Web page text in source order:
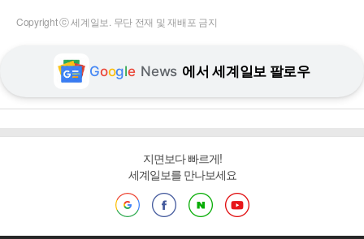
Copyright ⓒ 세계일보. 무단 전재 및 재배포 금지
Google News 에서 세계일보 팔로우
지면보다 빠르게!
세계일보를 만나보세요